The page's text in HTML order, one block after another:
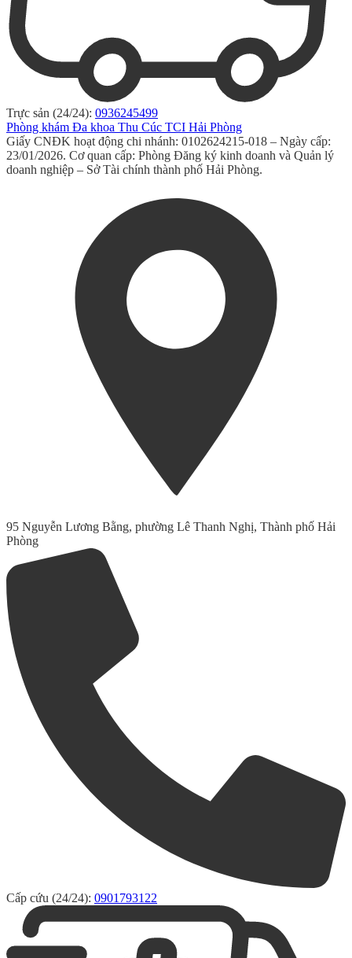
Trực sản (24/24): 0936245499
Phòng khám Đa khoa Thu Cúc TCI Hải Phòng
Giấy CNĐK hoạt động chi nhánh: 0102624215-018 – Ngày cấp:
23/01/2026. Cơ quan cấp: Phòng Đăng ký kinh doanh và Quản lý
doanh nghiệp – Sở Tài chính thành phố Hải Phòng.
95 Nguyễn Lương Bằng, phường Lê Thanh Nghị, Thành phố Hải
Phòng
Cấp cứu (24/24): 0901793122